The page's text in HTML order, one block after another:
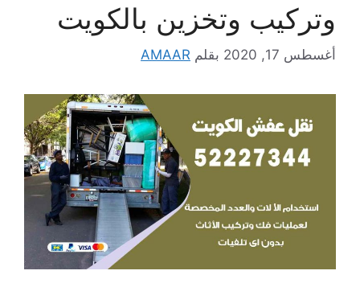
وتركيب وتخزين بالكويت
أغسطس 17, 2020 بقلم AMAAR